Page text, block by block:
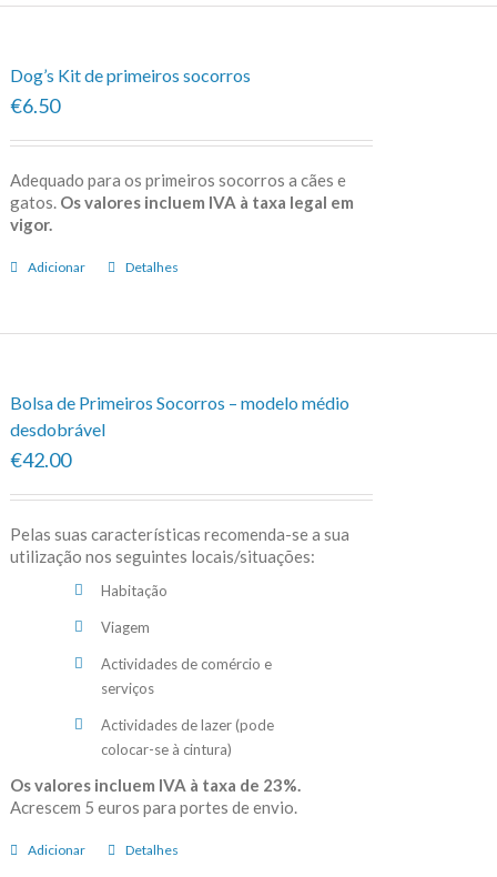
Dog’s Kit de primeiros socorros
€6.50
Adequado para os primeiros socorros a cães e
gatos. Os valores incluem IVA à taxa legal em
vigor.
Adicionar Detalhes
Bolsa de Primeiros Socorros – modelo médio
desdobrável
€42.00
Pelas suas características recomenda-se a sua
utilização nos seguintes locais/situações:
Habitação
Viagem
Actividades de comércio e
serviços
Actividades de lazer (pode
colocar-se à cintura)
Os valores incluem IVA à taxa de 23%.
Acrescem 5 euros para portes de envio.
Adicionar Detalhes